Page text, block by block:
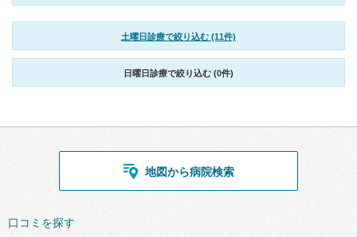
土曜日診療で絞り込む (11件)
日曜日診療で絞り込む (0件)
地図から病院検索
口コミを探す